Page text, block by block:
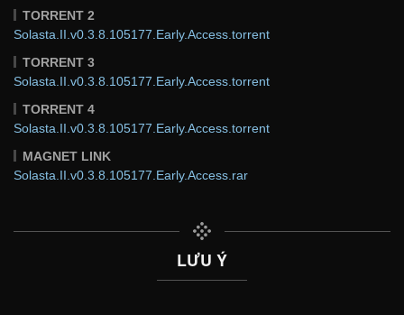
TORRENT 2
Solasta.II.v0.3.8.105177.Early.Access.torrent
TORRENT 3
Solasta.II.v0.3.8.105177.Early.Access.torrent
TORRENT 4
Solasta.II.v0.3.8.105177.Early.Access.torrent
MAGNET LINK
Solasta.II.v0.3.8.105177.Early.Access.rar
LƯU Ý